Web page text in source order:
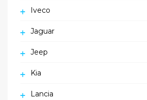
Iveco
Jaguar
Jeep
Kia
Lancia